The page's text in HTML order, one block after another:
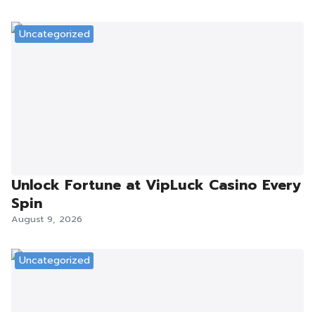
Uncategorized
Unlock Fortune at VipLuck Casino Every
Spin
August 9, 2026
Uncategorized